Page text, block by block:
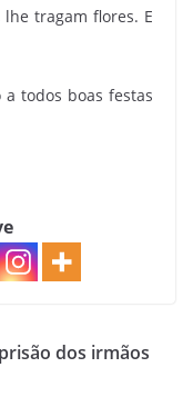
tragam flores. E
todos boas festas
dos irmãos